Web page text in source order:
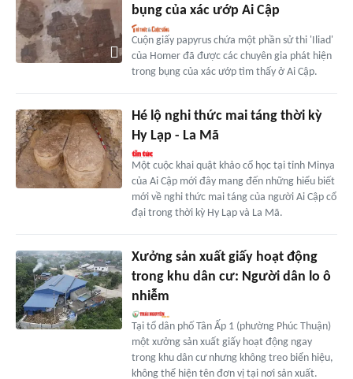
bụng của xác ướp Ai Cập
Cuộn giấy papyrus chứa một phần sử thi 'Iliad'
của Homer đã được các chuyên gia phát hiện
trong bụng của xác ướp tìm thấy ở Ai Cập.
Hé lộ nghi thức mai táng thời kỳ
Hy Lạp - La Mã
Một cuộc khai quật khảo cổ học tại tỉnh Minya
của Ai Cập mới đây mang đến những hiểu biết
mới về nghi thức mai táng của người Ai Cập cổ
đại trong thời kỳ Hy Lạp và La Mã.
Xưởng sản xuất giấy hoạt động
trong khu dân cư: Người dân lo ô
nhiễm
Tại tổ dân phố Tân Ấp 1 (phường Phúc Thuận)
một xưởng sản xuất giấy hoạt động ngay
trong khu dân cư nhưng không treo biển hiệu,
không thể hiện tên đơn vị tại nơi sản xuất.